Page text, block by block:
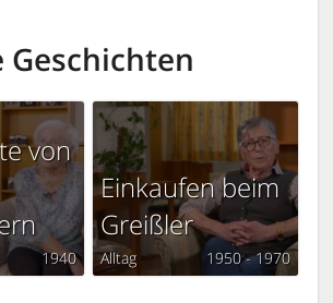
von
1940
Einkaufen beim
Greißler
Alltag 1950 - 1970